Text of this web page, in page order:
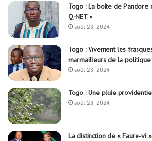
Togo : La boîte de Pandore
Q-NET »
août 23, 2024
Togo : Vivement les
marmailleurs de la
août 23, 2024
Togo : Une pluie
août 23, 2024
La distinction de « Faure-vi